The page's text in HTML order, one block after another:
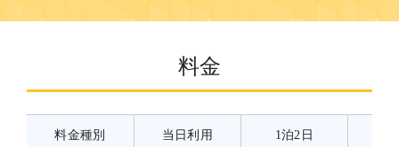
料金
料金種別 当日利用 1泊2日